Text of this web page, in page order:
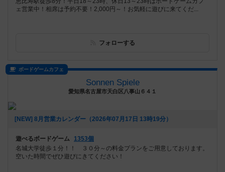
ェ営業中！相席は予約不要！2,000円～！お気軽に遊びに来てくだ...
フォローする
ボードゲームカフェ
Sonnen Spiele
愛知県名古屋市天白区八事山６４１
[NEW] 8月営業カレンダー（2026年07月17日 13時19分）
遊べるボードゲーム
1353個
名城大学徒歩１分！！ ３０分～の料金プランをご用意しております。
空いた時間でぜひ遊びにきてください！